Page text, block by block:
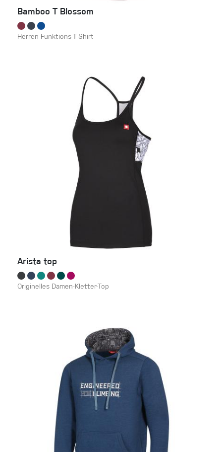
Bamboo T Blossom
Herren-Funktions-T-Shirt
Arista top
Originelles Damen-Kletter-Top